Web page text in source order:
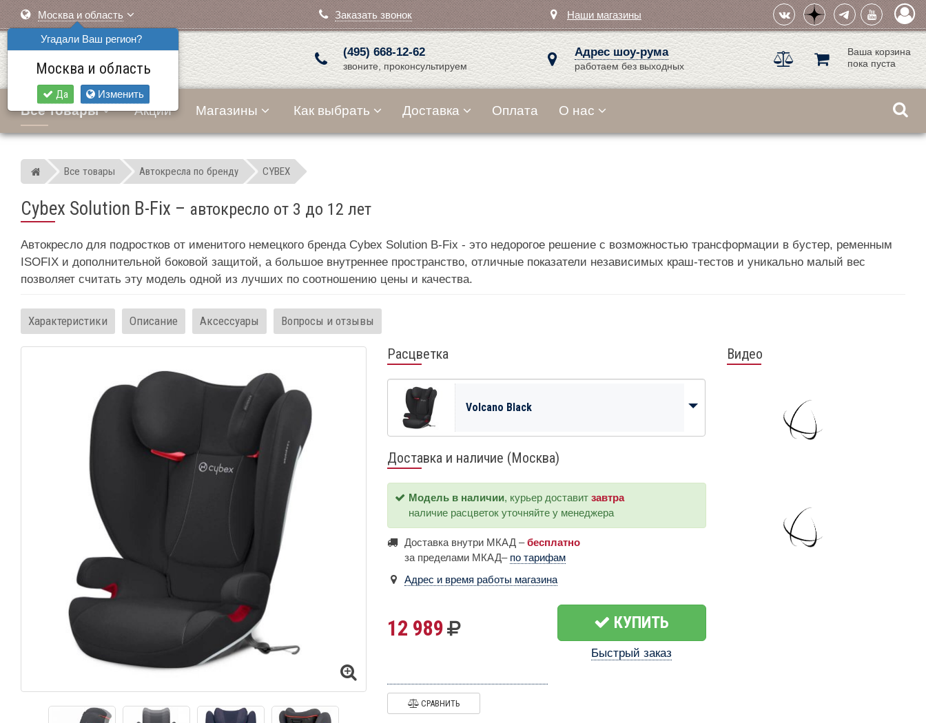
Москва и область
Угадали Ваш регион?
Москва и область
Да Изменить
Заказать звонок Наши магазины
(495) 668-12-62
звоните, проконсультируем
Адрес шоу-рума
работаем без выходных
Ваша корзина
пока пуста
Все товары Акции Магазины Как выбрать Доставка Оплата О нас
Мир детских автокресел
Все товары Автокресла по бренду CYBEX
Cybex Solution B-Fix – автокресло от 3 до 12 лет
Автокресло для подростков от именитого немецкого бренда Cybex Solution B-Fix - это недорогое решение с возможностью трансформации в бустер, ременным
ISOFIX и дополнительной боковой защитой, а большое внутреннее пространство, отличные показатели независимых краш-тестов и уникально малый вес
позволяет считать эту модель одной из лучших по соотношению цены и качества.
Характеристики Описание Аксессуары Вопросы и отзывы
Расцветка
Volcano Black
Доставка и наличие (Москва)
Модель в наличии, курьер доставитзавтра
наличие расцветок уточняйте у менеджера
Доставка внутри МКАД –бесплатно
за пределами МКАД– по тарифам
Адрес и время работы магазина
12 989 КУПИТЬ
Быстрый заказ
СРАВНИТЬ
Видео